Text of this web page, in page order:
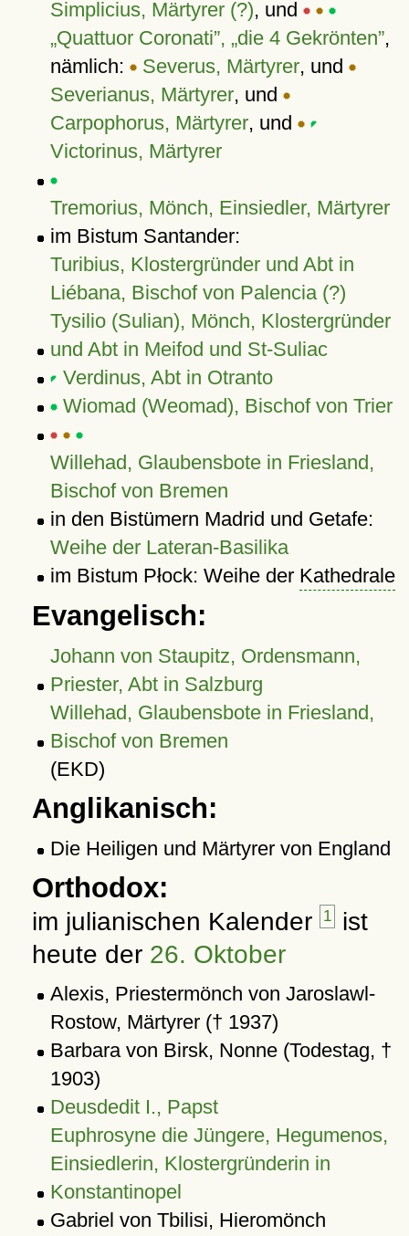
Simplicius, Märtyrer (?), und
Quattuor Coronati , die 4 Gekrönten ,
nämlich:
Severus, Märtyrer, und
Severianus, Märtyrer, und
Carpophorus, Märtyrer, und
Victorinus, Märtyrer
Tremorius, Mönch, Einsiedler, Märtyrer
im Bistum Santander:
Turibius, Klostergründer und Abt in
Liébana, Bischof von Palencia (?)
Tysilio (Sulian), Mönch, Klostergründer
und Abt in Meifod und St-Suliac
Verdinus, Abt in Otranto
Wiomad (Weomad), Bischof von Trier
Willehad, Glaubensbote in Friesland,
Bischof von Bremen
in den Bistümern Madrid und Getafe:
Weihe der Lateran-Basilika
im Bistum Płock: Weihe der Kathedrale
Evangelisch:
Johann von Staupitz, Ordensmann,
Priester, Abt in Salzburg
Willehad, Glaubensbote in Friesland,
Bischof von Bremen
(EKD)
Anglikanisch:
Die Heiligen und Märtyrer von England
Orthodox:
im julianischen Kalender 1 ist
heute der 26. Oktober
Alexis, Priestermönch von Jaroslawl-
Rostow, Märtyrer († 1937)
Barbara von Birsk, Nonne (Todestag, †
1903)
Deusdedit I., Papst
Euphrosyne die Jüngere, Hegumenos,
Einsiedlerin, Klostergründerin in
Konstantinopel
Gabriel von Tbilisi, Hieromönch